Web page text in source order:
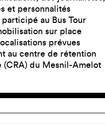
et personnalités
au Bus Tour
sur place
prévues
au centre de rétention
(CRA) du Mesnil-Amelot